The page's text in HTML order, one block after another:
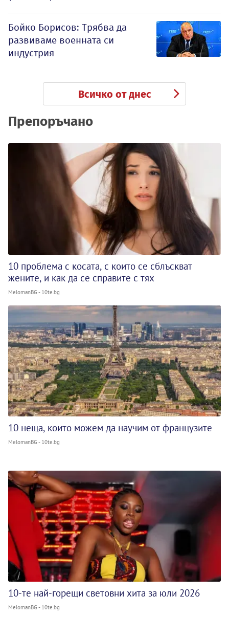
Бойко Борисов: Трябва да
развиваме военната си
индустрия
Всичко от днес
Препоръчано
10 проблема с косата, с които се сблъскват
жените, и как да се справите с тях
MelomanBG - 10te.bg
10 неща, които можем да научим от французите
MelomanBG - 10te.bg
10-те най-горещи световни хита за юли 2026
MelomanBG - 10te.bg